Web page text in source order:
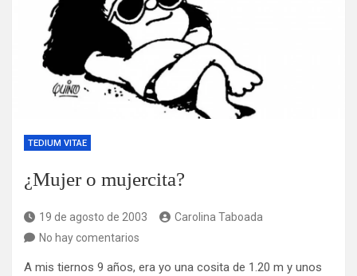
TEDIUM VITAE
¿Mujer o mujercita?
19 de agosto de 2003
Carolina Taboada
No hay comentarios
A mis tiernos 9 años, era yo una cosita de 1.20 m y unos